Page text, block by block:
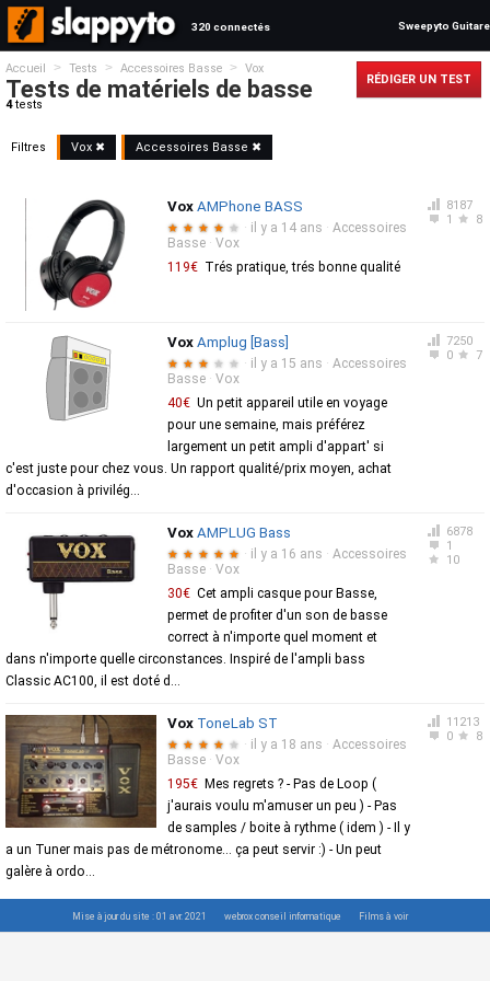
320 connectés Sweepyto Guitare
Accueil > Tests > Accessoires Basse > Vox
Tests de matériels de basse
4tests
RÉDIGER UN TEST
Filtres Vox ✖ Accessoires Basse ✖
8187
1
8
Vox AMPhone BASS
★ ★ ★ ★ ★ · il y a 14 ans · Accessoires
Basse · Vox
119€ Trés pratique, trés bonne qualité
7250
0
7
Vox Amplug [Bass]
★ ★ ★ ★ ★ · il y a 15 ans · Accessoires
Basse · Vox
40€ Un petit appareil utile en voyage
pour une semaine, mais préférez
largement un petit ampli d'appart' si
c'est juste pour chez vous. Un rapport qualité/prix moyen, achat
d'occasion à privilég...
6878
1
10
Vox AMPLUG Bass
★ ★ ★ ★ ★ · il y a 16 ans · Accessoires
Basse · Vox
30€ Cet ampli casque pour Basse,
permet de profiter d'un son de basse
correct à n'importe quel moment et
dans n'importe quelle circonstances. Inspiré de l'ampli bass
Classic AC100, il est doté d...
11213
0
8
Vox ToneLab ST
★ ★ ★ ★ ★ · il y a 18 ans · Accessoires
Basse · Vox
195€ Mes regrets ? - Pas de Loop (
j'aurais voulu m'amuser un peu ) - Pas
de samples / boite à rythme ( idem ) - Il y
a un Tuner mais pas de métronome... ça peut servir :) - Un peut
galère à ordo...
Mise à jour du site : 01 avr. 2021 webrox conseil informatique Films à voir